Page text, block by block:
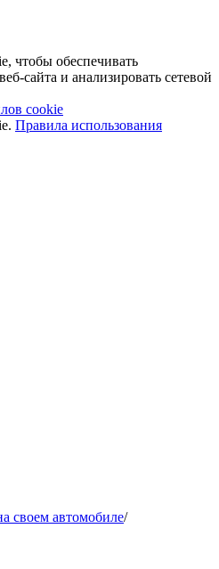
чтобы обеспечивать
сайта и анализировать сетевой
cookie
Правила использования
своем автомобиле/